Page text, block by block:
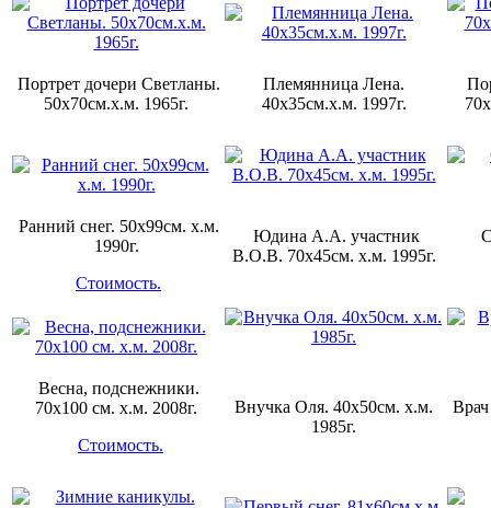
Портрет дочери Светланы.
50х70см.х.м. 1965г.
Племянница Лена.
40х35см.х.м. 1997г.
Ранний снег. 50х99см. х.м.
1990г.
Стоимость.
Юдина А.А. участник
В.О.В. 70х45см. х.м. 1995г.
Весна, подснежники.
70х100 см. х.м. 2008г.
Стоимость.
Внучка Оля. 40х50см. х.м.
1985г.